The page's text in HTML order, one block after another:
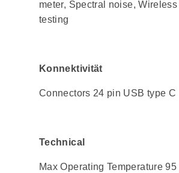
meter, Spectral noise, Wireless
testing
Konnektivität
Connectors 24 pin USB type C
Technical
Max Operating Temperature